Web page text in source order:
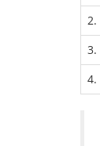
2.
3.
4.